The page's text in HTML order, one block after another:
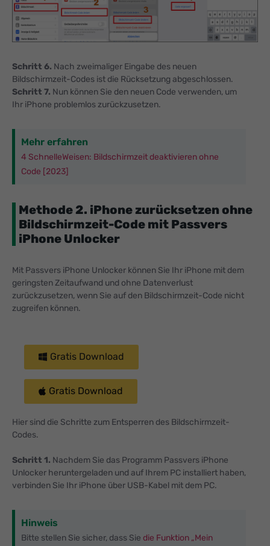
Schritt 6. Nach zweimaliger Eingabe des neuen
Bildschirmzeit-Codes ist die Rücksetzung abgeschlossen.
Schritt 7. Nun können Sie den neuen Code verwenden, um
Ihr iPhone problemlos zurückzusetzen.
Mehr erfahren
4 SchnelleWeisen: Bildschirmzeit deaktivieren ohne
Code [2023]
Methode 2. iPhone zurücksetzen ohne
Bildschirmzeit-Code mit Passvers
iPhone Unlocker
Mit Passvers iPhone Unlocker können Sie Ihr iPhone mit dem
geringsten Zeitaufwand und ohne Datenverlust
zurückzusetzen, wenn Sie auf den Bildschirmzeit-Code nicht
zugreifen können.
Gratis Download
Gratis Download
Hier sind die Schritte zum Entsperren des Bildschirmzeit-
Codes.
Schritt 1. Nachdem Sie das Programm Passvers iPhone
Unlocker heruntergeladen und auf Ihrem PC installiert haben,
verbinden Sie Ihr iPhone über USB-Kabel mit dem PC.
Hinweis
Bitte stellen Sie sicher, dass Sie die Funktion „Mein